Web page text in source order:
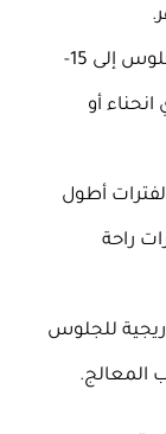
الأسبوع الأول: يمكن زيادة مدة الجلوس إلى 15-
أو
لفترات أطول
راحة
للجلوس